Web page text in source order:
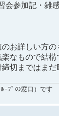
会参加記・雑
お詳しい方の
なもので結
切まではまだ
ｰﾌﾟの窓口）です